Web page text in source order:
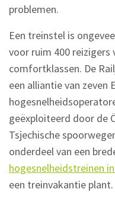
problemen.
Een treinstel is
voor ruim 400 reizigers
comfortklassen. De
een alliantie van zeven
geëxploiteerd door de
Tsjechische
onderdeel van een
hogesnelheidstreinen
een treinvakantie plant.